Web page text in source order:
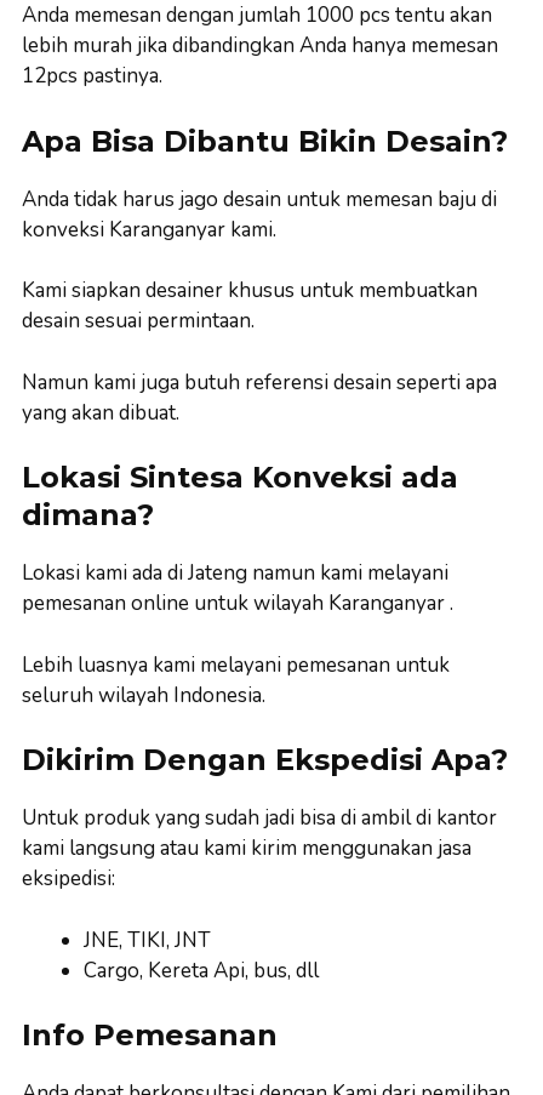
Anda memesan dengan jumlah 1000 pcs tentu akan
lebih murah jika dibandingkan Anda hanya memesan
12pcs pastinya.
Apa Bisa Dibantu Bikin Desain?
Anda tidak harus jago desain untuk memesan baju di
konveksi Karanganyar kami.
Kami siapkan desainer khusus untuk membuatkan
desain sesuai permintaan.
Namun kami juga butuh referensi desain seperti apa
yang akan dibuat.
Lokasi Sintesa Konveksi ada
dimana?
Lokasi kami ada di Jateng namun kami melayani
pemesanan online untuk wilayah Karanganyar .
Lebih luasnya kami melayani pemesanan untuk
seluruh wilayah Indonesia.
Dikirim Dengan Ekspedisi Apa?
Untuk produk yang sudah jadi bisa di ambil di kantor
kami langsung atau kami kirim menggunakan jasa
eksipedisi:
JNE, TIKI, JNT
Cargo, Kereta Api, bus, dll
Info Pemesanan